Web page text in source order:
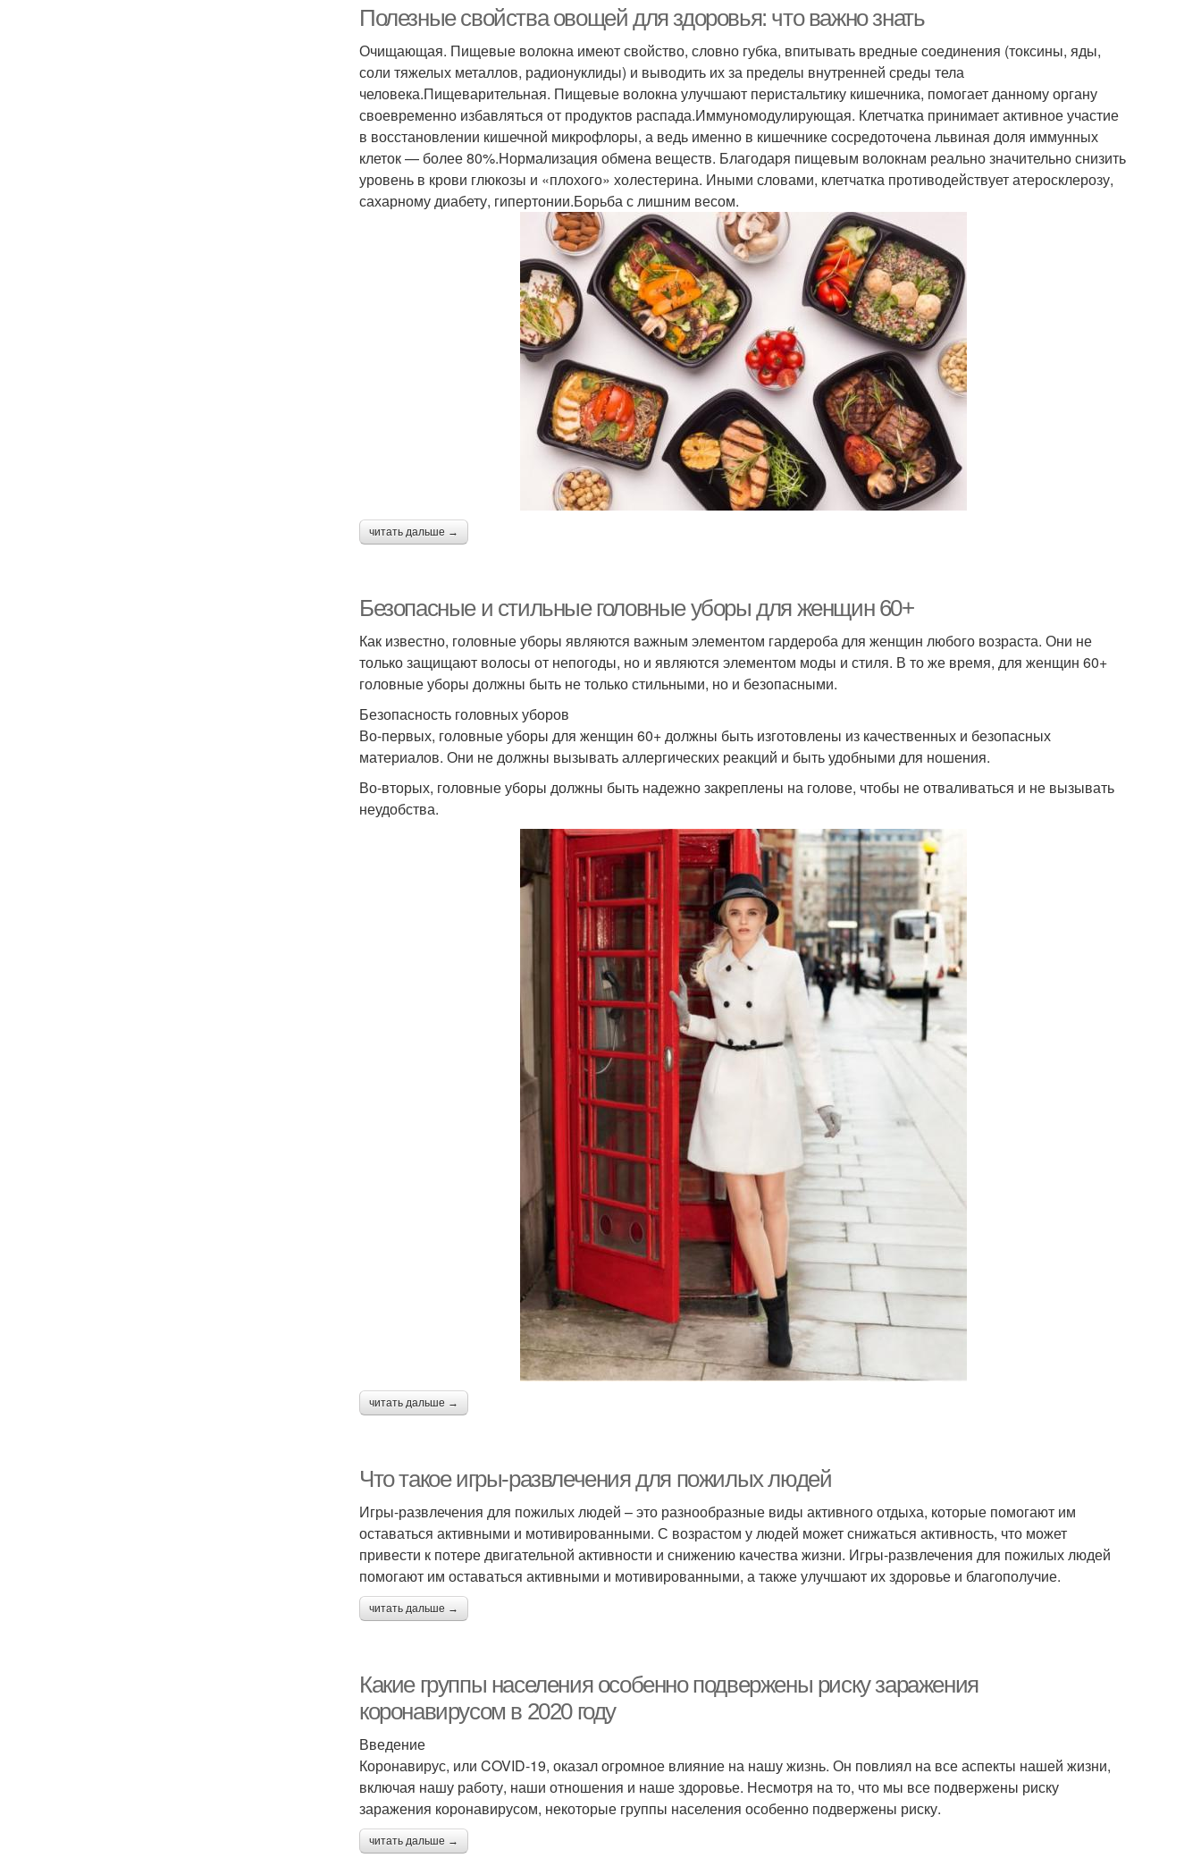
Полезные свойства овощей для здоровья: что важно знать
Очищающая. Пищевые волокна имеют свойство, словно губка, впитывать вредные соединения (токсины, яды,
соли тяжелых металлов, радионуклиды) и выводить их за пределы внутренней среды тела
человека.Пищеварительная. Пищевые волокна улучшают перистальтику кишечника, помогает данному органу
своевременно избавляться от продуктов распада.Иммуномодулирующая. Клетчатка принимает активное участие
в восстановлении кишечной микрофлоры, а ведь именно в кишечнике сосредоточена львиная доля иммунных
клеток — более 80%.Нормализация обмена веществ. Благодаря пищевым волокнам реально значительно снизить
уровень в крови глюкозы и «плохого» холестерина. Иными словами, клетчатка противодействует атеросклерозу,
сахарному диабету, гипертонии.Борьба с лишним весом.
читать дальше →
Безопасные и стильные головные уборы для женщин 60+
Как известно, головные уборы являются важным элементом гардероба для женщин любого возраста. Они не
только защищают волосы от непогоды, но и являются элементом моды и стиля. В то же время, для женщин 60+
головные уборы должны быть не только стильными, но и безопасными.
Безопасность головных уборов
Во-первых, головные уборы для женщин 60+ должны быть изготовлены из качественных и безопасных
материалов. Они не должны вызывать аллергических реакций и быть удобными для ношения.
Во-вторых, головные уборы должны быть надежно закреплены на голове, чтобы не отваливаться и не вызывать
неудобства.
читать дальше →
Что такое игры-развлечения для пожилых людей
Игры-развлечения для пожилых людей – это разнообразные виды активного отдыха, которые помогают им
оставаться активными и мотивированными. С возрастом у людей может снижаться активность, что может
привести к потере двигательной активности и снижению качества жизни. Игры-развлечения для пожилых людей
помогают им оставаться активными и мотивированными, а также улучшают их здоровье и благополучие.
читать дальше →
Какие группы населения особенно подвержены риску заражения
коронавирусом в 2020 году
Введение
Коронавирус, или COVID-19, оказал огромное влияние на нашу жизнь. Он повлиял на все аспекты нашей жизни,
включая нашу работу, наши отношения и наше здоровье. Несмотря на то, что мы все подвержены риску
заражения коронавирусом, некоторые группы населения особенно подвержены риску.
читать дальше →